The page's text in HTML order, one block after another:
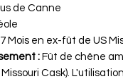
de Canne
Mois en ex-fût de US
: Fût de chêne
Cask).